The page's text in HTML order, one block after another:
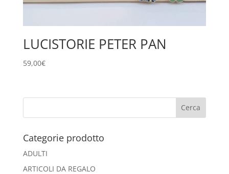
LUCISTORIE PETER PAN
59,00€
Categorie prodotto
ADULTI
ARTICOLI DA REGALO